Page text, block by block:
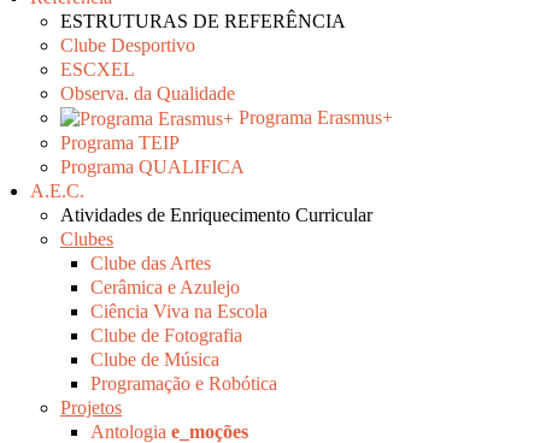
ESTRUTURAS DE REFERÊNCIA
Clube Desportivo
ESCXEL
Observa. da Qualidade
Programa Erasmus+
Programa TEIP
Programa QUALIFICA
A.E.C.
Atividades de Enriquecimento Curricular
Clubes
Clube das Artes
Cerâmica e Azulejo
Ciência Viva na Escola
Clube de Fotografia
Clube de Música
Programação e Robótica
Projetos
Antologia e_moções